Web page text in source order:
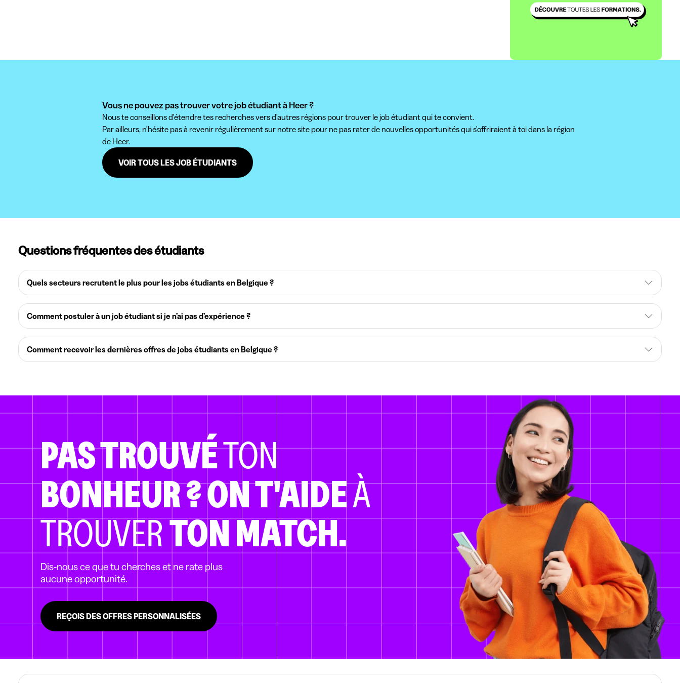
Vous ne pouvez pas trouver votre job étudiant à Heer ?
Nous te conseillons d'étendre tes recherches vers d'autres régions pour trouver le job étudiant qui te convient.
Par ailleurs, n'hésite pas à revenir régulièrement sur notre site pour ne pas rater de nouvelles opportunités qui s'offriraient à toi dans la région
de Heer.
VOIR TOUS LES JOB ÉTUDIANTS
Questions fréquentes des étudiants
Quels secteurs recrutent le plus pour les jobs étudiants en Belgique ?
Comment postuler à un job étudiant si je n’ai pas d’expérience ?
Comment recevoir les dernières offres de jobs étudiants en Belgique ?
PAS TROUVÉTON
BONHEUR ?ON T'AIDEÀ
TROUVERTON MATCH.
Dis-nous ce que tu cherches et ne rate plus
aucune opportunité.
REÇOIS DES OFFRES PERSONNALISÉES